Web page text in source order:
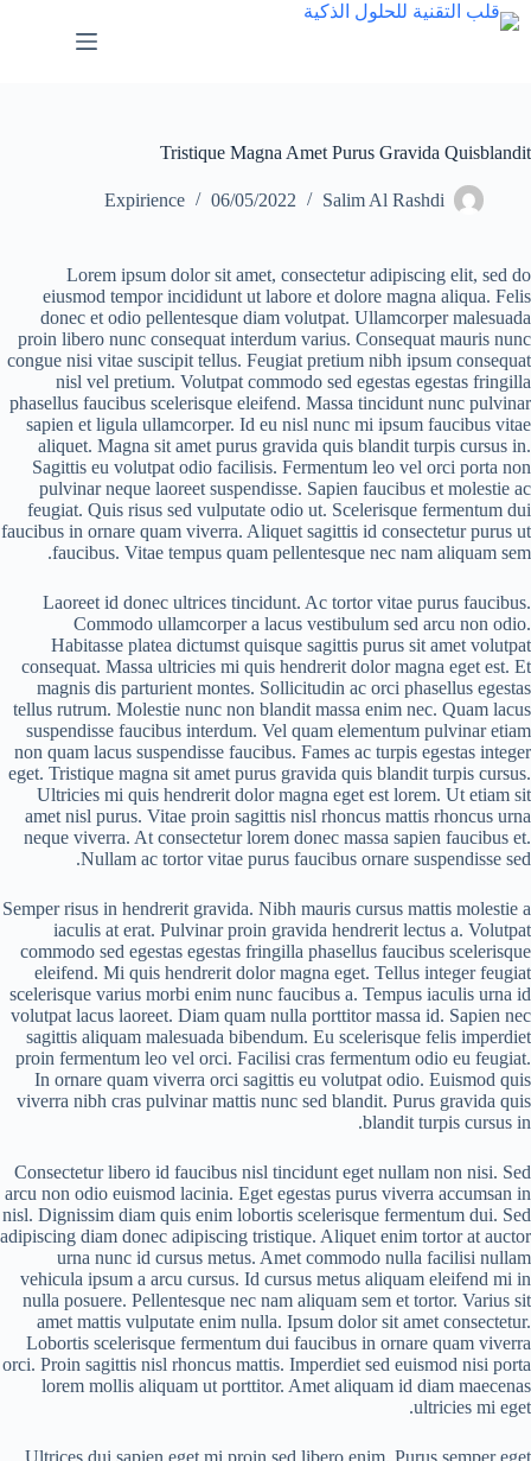
Tristique Magna Amet Purus Gravida Quisblandit
Salim Al Rashdi
06/05/2022
Expirience
Lorem ipsum dolor sit amet, consectetur adipiscing elit, sed do
eiusmod tempor incididunt ut labore et dolore magna aliqua. Felis
donec et odio pellentesque diam volutpat. Ullamcorper malesuada
proin libero nunc consequat interdum varius. Consequat mauris nunc
congue nisi vitae suscipit tellus. Feugiat pretium nibh ipsum consequat
nisl vel pretium. Volutpat commodo sed egestas egestas fringilla
phasellus faucibus scelerisque eleifend. Massa tincidunt nunc pulvinar
sapien et ligula ullamcorper. Id eu nisl nunc mi ipsum faucibus vitae
aliquet. Magna sit amet purus gravida quis blandit turpis cursus in.
Sagittis eu volutpat odio facilisis. Fermentum leo vel orci porta non
pulvinar neque laoreet suspendisse. Sapien faucibus et molestie ac
feugiat. Quis risus sed vulputate odio ut. Scelerisque fermentum dui
faucibus in ornare quam viverra. Aliquet sagittis id consectetur purus ut
faucibus. Vitae tempus quam pellentesque nec nam aliquam sem.
Laoreet id donec ultrices tincidunt. Ac tortor vitae purus faucibus.
Commodo ullamcorper a lacus vestibulum sed arcu non odio.
Habitasse platea dictumst quisque sagittis purus sit amet volutpat
consequat. Massa ultricies mi quis hendrerit dolor magna eget est. Et
magnis dis parturient montes. Sollicitudin ac orci phasellus egestas
tellus rutrum. Molestie nunc non blandit massa enim nec. Quam lacus
suspendisse faucibus interdum. Vel quam elementum pulvinar etiam
non quam lacus suspendisse faucibus. Fames ac turpis egestas integer
eget. Tristique magna sit amet purus gravida quis blandit turpis cursus.
Ultricies mi quis hendrerit dolor magna eget est lorem. Ut etiam sit
amet nisl purus. Vitae proin sagittis nisl rhoncus mattis rhoncus urna
neque viverra. At consectetur lorem donec massa sapien faucibus et.
Nullam ac tortor vitae purus faucibus ornare suspendisse sed.
Semper risus in hendrerit gravida. Nibh mauris cursus mattis molestie a
iaculis at erat. Pulvinar proin gravida hendrerit lectus a. Volutpat
commodo sed egestas egestas fringilla phasellus faucibus scelerisque
eleifend. Mi quis hendrerit dolor magna eget. Tellus integer feugiat
scelerisque varius morbi enim nunc faucibus a. Tempus iaculis urna id
volutpat lacus laoreet. Diam quam nulla porttitor massa id. Sapien nec
sagittis aliquam malesuada bibendum. Eu scelerisque felis imperdiet
proin fermentum leo vel orci. Facilisi cras fermentum odio eu feugiat.
In ornare quam viverra orci sagittis eu volutpat odio. Euismod quis
viverra nibh cras pulvinar mattis nunc sed blandit. Purus gravida quis
blandit turpis cursus in.
Consectetur libero id faucibus nisl tincidunt eget nullam non nisi. Sed
arcu non odio euismod lacinia. Eget egestas purus viverra accumsan in
nisl. Dignissim diam quis enim lobortis scelerisque fermentum dui. Sed
adipiscing diam donec adipiscing tristique. Aliquet enim tortor at auctor
urna nunc id cursus metus. Amet commodo nulla facilisi nullam
vehicula ipsum a arcu cursus. Id cursus metus aliquam eleifend mi in
nulla posuere. Pellentesque nec nam aliquam sem et tortor. Varius sit
amet mattis vulputate enim nulla. Ipsum dolor sit amet consectetur.
Lobortis scelerisque fermentum dui faucibus in ornare quam viverra
orci. Proin sagittis nisl rhoncus mattis. Imperdiet sed euismod nisi porta
lorem mollis aliquam ut porttitor. Amet aliquam id diam maecenas
ultricies mi eget.
Ultrices dui sapien eget mi proin sed libero enim. Purus semper eget